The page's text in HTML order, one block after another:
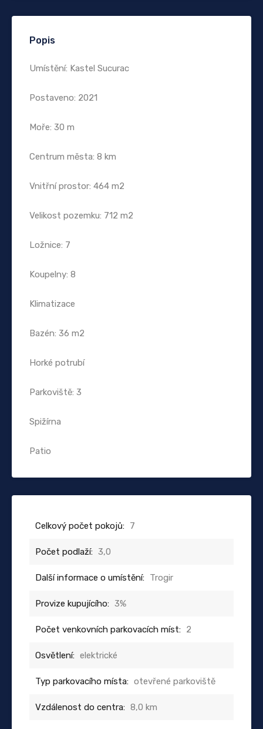
Popis
Umístění: Kastel Sucurac
Postaveno: 2021
Moře: 30 m
Centrum města: 8 km
Vnitřní prostor: 464 m2
Velikost pozemku: 712 m2
Ložnice: 7
Koupelny: 8
Klimatizace
Bazén: 36 m2
Horké potrubí
Parkoviště: 3
Spižírna
Patio
Celkový počet pokojů: 7
Počet podlaží: 3,0
Další informace o umístění: Trogir
Provize kupujícího: 3%
Počet venkovních parkovacích míst: 2
Osvětlení: elektrické
Typ parkovacího místa: otevřené parkoviště
Vzdálenost do centra: 8,0 km